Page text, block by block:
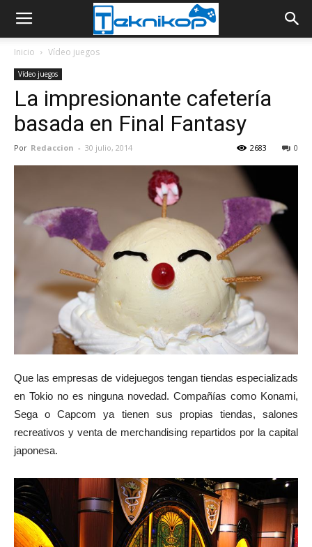
Inicio Vídeo juegos
Vídeo juegos
La impresionante cafetería
basada en Final Fantasy
Por Redaccion - 30 julio, 2014 0
2683
Que las empresas de videjuegos tengan tiendas especializads
en Tokio no es ninguna novedad. Compañías como Konami,
Sega o Capcom ya tienen sus propias tiendas, salones
recreativos y venta de merchandising repartidos por la capital
japonesa.